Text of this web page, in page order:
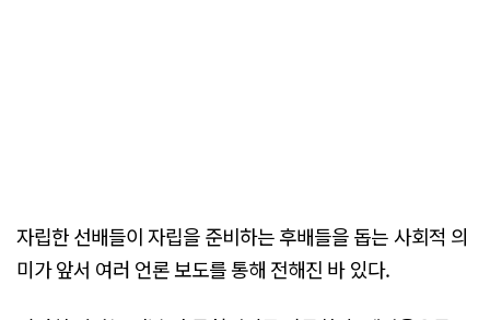
자립한 선배들이 자립을 준비하는 후배들을 돕는 사회적 의
미가 앞서 여러 언론 보도를 통해 전해진 바 있다.